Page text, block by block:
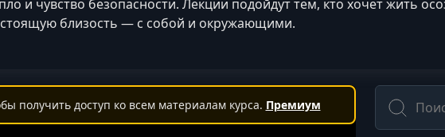
и чувство безопасности. Лекции подойдут тем, кто хочет жить
близость — с собой и окружающими.
получить доступ ко всем материалам курса. Премиум
Поиск